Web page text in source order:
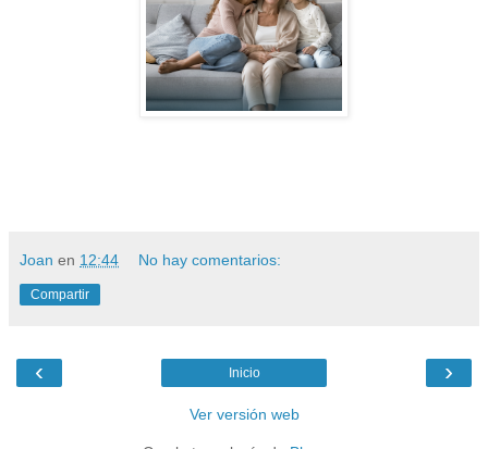
Joan en 12:44 No hay comentarios:
Compartir
‹ ›
Inicio
Ver versión web